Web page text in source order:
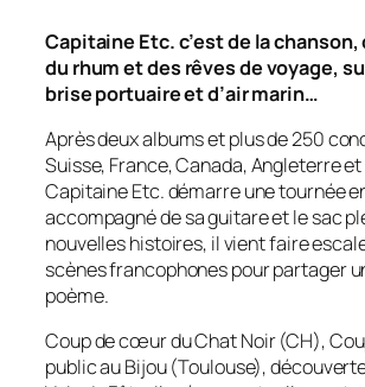
Capitaine Etc. c’est de la chanson,
du rhum et des rêves de voyage,
brise portuaire et d’air marin…
Après deux albums et plus de 250
Suisse, France, Canada, Angleterre et
Capitaine Etc. démarre une tournée
accompagné de sa guitare et le sac
nouvelles histoires, il vient faire
scènes francophones pour partager
poème.
Coup de cœur du Chat Noir (CH),
public au Bijou (Toulouse),